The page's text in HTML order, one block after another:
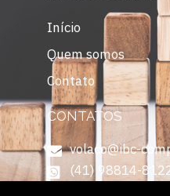
Início
Quem somos
Contato
CONTATOS
volaco@ibc-
(41) 98814-